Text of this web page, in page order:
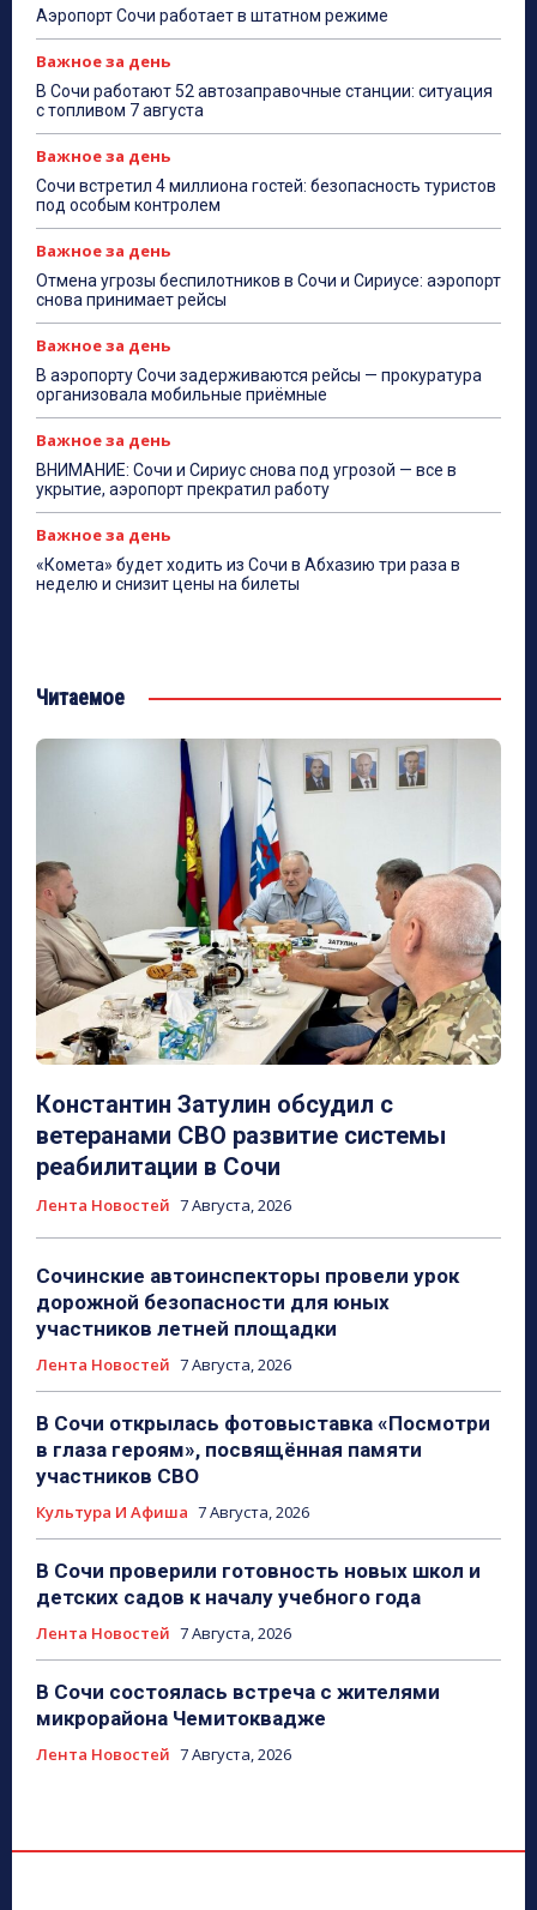
Аэропорт Сочи работает в штатном режиме
Важное за день
В Сочи работают 52 автозаправочные станции: ситуация
с топливом 7 августа
Важное за день
Сочи встретил 4 миллиона гостей: безопасность туристов
под особым контролем
Важное за день
Отмена угрозы беспилотников в Сочи и Сириусе: аэропорт
снова принимает рейсы
Важное за день
В аэропорту Сочи задерживаются рейсы — прокуратура
организовала мобильные приёмные
Важное за день
ВНИМАНИЕ: Сочи и Сириус снова под угрозой — все в
укрытие, аэропорт прекратил работу
Важное за день
«Комета» будет ходить из Сочи в Абхазию три раза в
неделю и снизит цены на билеты
Читаемое
Константин Затулин обсудил с
ветеранами СВО развитие системы
реабилитации в Сочи
Лента Новостей 7 Августа, 2026
Сочинские автоинспекторы провели урок
дорожной безопасности для юных
участников летней площадки
Лента Новостей 7 Августа, 2026
В Сочи открылась фотовыставка «Посмотри
в глаза героям», посвящённая памяти
участников СВО
Культура И Афиша 7 Августа, 2026
В Сочи проверили готовность новых школ и
детских садов к началу учебного года
Лента Новостей 7 Августа, 2026
В Сочи состоялась встреча с жителями
микрорайона Чемитоквадже
Лента Новостей 7 Августа, 2026